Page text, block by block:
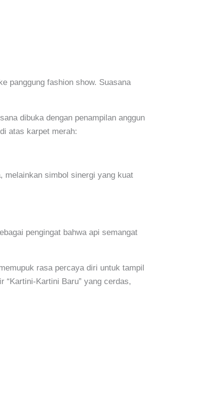
panggung fashion show. Suasana
dibuka dengan penampilan anggun
atas karpet merah:
melainkan simbol sinergi yang kuat
pengingat bahwa api semangat
rasa percaya diri untuk tampil
Kartini Baru” yang cerdas,